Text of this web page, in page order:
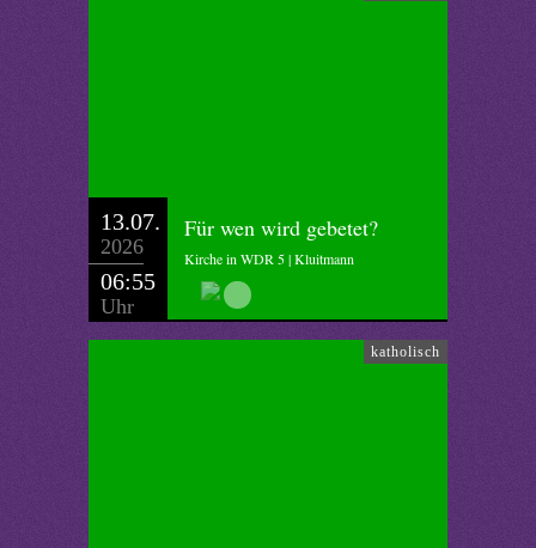
13.07.
2026
06:55
Uhr
Für wen wird gebetet?
Kirche in WDR 5 | Kluitmann
katholisch